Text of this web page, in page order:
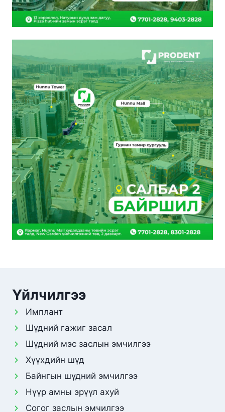
Үйлчилгээ
Имплант
Шүдний гажиг засал
Шүдний мэс заслын эмчилгээ
Хүүхдийн шүд
Байнгын шүдний эмчилгээ
Нүүр амны эрүүл ахуй
Согог заслын эмчилгээ